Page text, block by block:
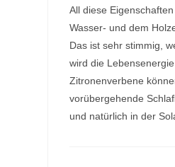
All diese
Wasser- und dem
Das ist sehr stimmig,
wird die
Zitronenverbene
vorübergehende
und natürlich in der